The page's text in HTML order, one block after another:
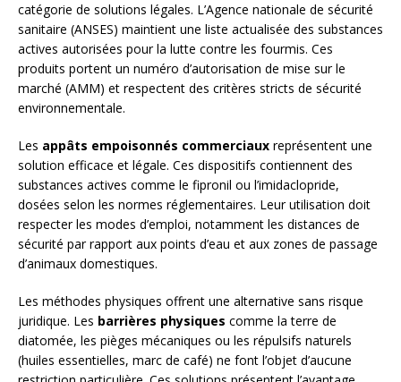
catégorie de solutions légales. L’Agence nationale de sécurité
sanitaire (ANSES) maintient une liste actualisée des substances
actives autorisées pour la lutte contre les fourmis. Ces
produits portent un numéro d’autorisation de mise sur le
marché (AMM) et respectent des critères stricts de sécurité
environnementale.
Les appâts empoisonnés commerciaux représentent une
solution efficace et légale. Ces dispositifs contiennent des
substances actives comme le fipronil ou l’imidaclopride,
dosées selon les normes réglementaires. Leur utilisation doit
respecter les modes d’emploi, notamment les distances de
sécurité par rapport aux points d’eau et aux zones de passage
d’animaux domestiques.
Les méthodes physiques offrent une alternative sans risque
juridique. Les barrières physiques comme la terre de
diatomée, les pièges mécaniques ou les répulsifs naturels
(huiles essentielles, marc de café) ne font l’objet d’aucune